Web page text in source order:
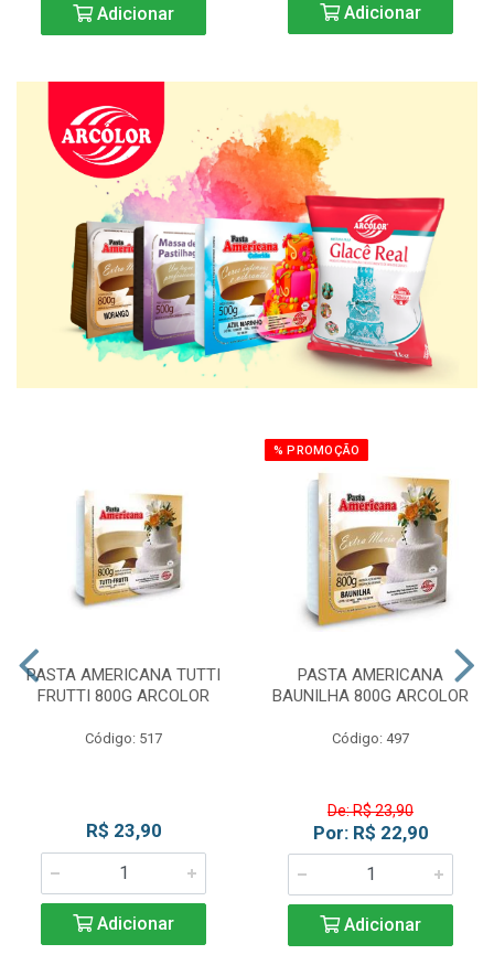
Adicionar Adicionar
PASTA AMERICANA TUTTI
FRUTTI 800G ARCOLOR
Código: 517
R$ 23,90
Adicionar
% PROMOÇÃO
PASTA AMERICANA
BAUNILHA 800G ARCOLOR
Código: 497
De: R$ 23,90
Por: R$ 22,90
Adicionar